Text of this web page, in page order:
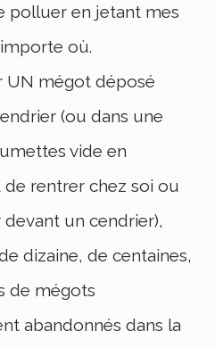
polluer en jetant mes
où.
UN mégot déposé
(ou dans une
vide en
rentrer chez soi ou
devant un cendrier),
dizaine, de centaines,
de mégots
abandonnés dans la